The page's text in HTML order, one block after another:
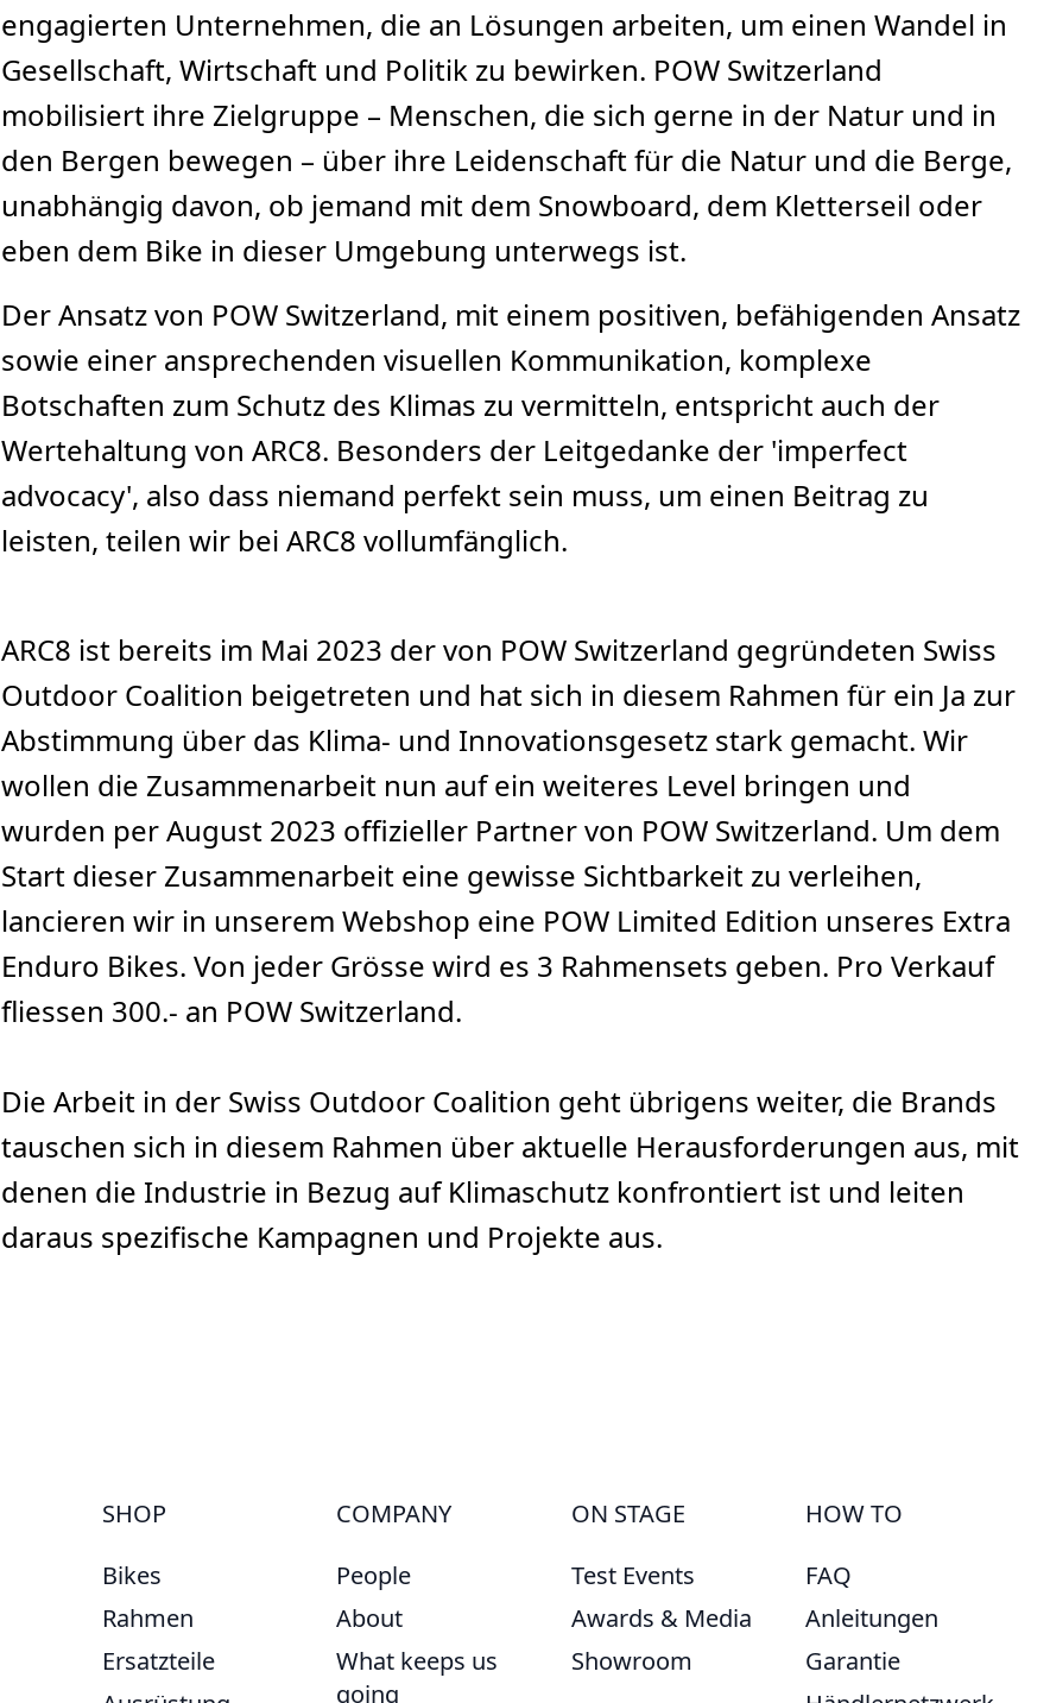
engagierten Unternehmen, die an Lösungen arbeiten, um einen Wandel in
Gesellschaft, Wirtschaft und Politik zu bewirken. POW Switzerland
mobilisiert ihre Zielgruppe – Menschen, die sich gerne in der Natur und in
den Bergen bewegen – über ihre Leidenschaft für die Natur und die Berge,
unabhängig davon, ob jemand mit dem Snowboard, dem Kletterseil oder
eben dem Bike in dieser Umgebung unterwegs ist.
Der Ansatz von POW Switzerland, mit einem positiven, befähigenden Ansatz
sowie einer ansprechenden visuellen Kommunikation, komplexe
Botschaften zum Schutz des Klimas zu vermitteln, entspricht auch der
Wertehaltung von ARC8. Besonders der Leitgedanke der 'imperfect
advocacy', also dass niemand perfekt sein muss, um einen Beitrag zu
leisten, teilen wir bei ARC8 vollumfänglich.
ARC8 ist bereits im Mai 2023 der von POW Switzerland gegründeten Swiss
Outdoor Coalition beigetreten und hat sich in diesem Rahmen für ein Ja zur
Abstimmung über das Klima- und Innovationsgesetz stark gemacht. Wir
wollen die Zusammenarbeit nun auf ein weiteres Level bringen und
wurden per August 2023 offizieller Partner von POW Switzerland. Um dem
Start dieser Zusammenarbeit eine gewisse Sichtbarkeit zu verleihen,
lancieren wir in unserem Webshop eine POW Limited Edition unseres Extra
Enduro Bikes. Von jeder Grösse wird es 3 Rahmensets geben. Pro Verkauf
fliessen 300.- an POW Switzerland.
Die Arbeit in der Swiss Outdoor Coalition geht übrigens weiter, die Brands
tauschen sich in diesem Rahmen über aktuelle Herausforderungen aus, mit
denen die Industrie in Bezug auf Klimaschutz konfrontiert ist und leiten
daraus spezifische Kampagnen und Projekte aus.
SHOP
Bikes
Rahmen
Ersatzteile
COMPANY
People
About
What keeps us
going
ON STAGE
Test Events
Awards & Media
Showroom
HOW TO
FAQ
Anleitungen
Garantie